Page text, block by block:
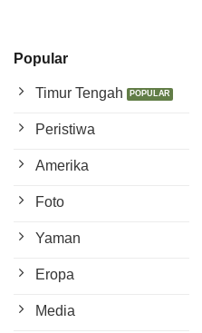
Popular
Timur Tengah
Peristiwa
Amerika
Foto
Yaman
Eropa
Media